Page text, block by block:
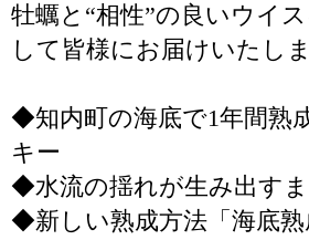
牡蠣と“相性”の良いウイ
して皆様にお届けいたしま
◆知内町の海底で1年間熟
キー
◆水流の揺れが生み出す
◆新しい熟成方法「海底